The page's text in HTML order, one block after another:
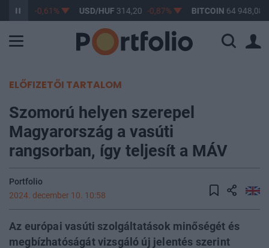
363,17 -0,61% USD/HUF 314,20 -0,87% BITCOIN 64 948,08
ELŐFIZETŐI TARTALOM
Szomorú helyen szerepel
Magyarország a vasúti
rangsorban, így teljesít a MÁV
Portfolio
2024. december 10. 10:58
Az európai vasúti szolgáltatások minőségét és
megbízhatóságát vizsgáló új jelentés szerint